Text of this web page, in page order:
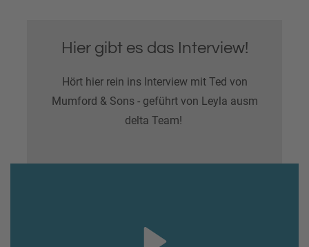
Hier gibt es das Interview!
Hört hier rein ins Interview mit Ted von
Mumford & Sons - geführt von Leyla ausm
delta Team!